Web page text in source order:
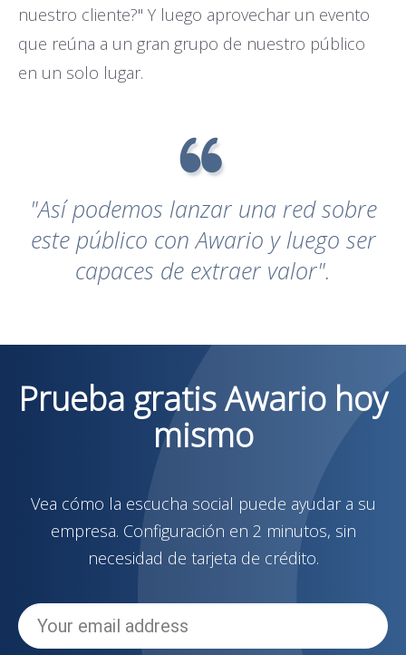
nuestro cliente?" Y luego aprovechar un evento
que reúna a un gran grupo de nuestro público
en un solo lugar.
"Así podemos lanzar una red sobre
este público con Awario y luego ser
capaces de extraer valor".
Prueba gratis Awario hoy
mismo
Vea cómo la escucha social puede ayudar a su
empresa. Configuración en 2 minutos, sin
necesidad de tarjeta de crédito.